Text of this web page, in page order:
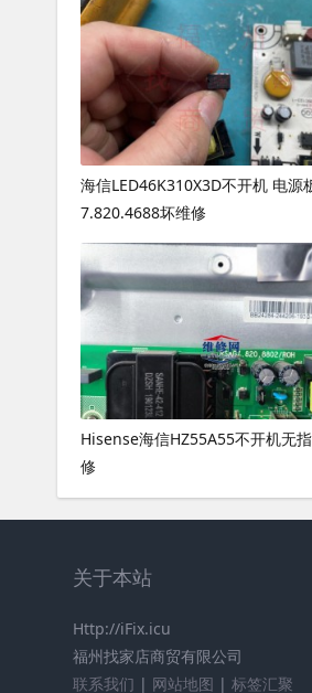
海信LED46K310X3D不开机 电源
7.820.4688坏维修
Hisense海信HZ55A55不开机无
修
关于本站
Http://iFix.icu
福州找家店商贸有限公司
联系我们 | 网站地图 | 标签汇聚